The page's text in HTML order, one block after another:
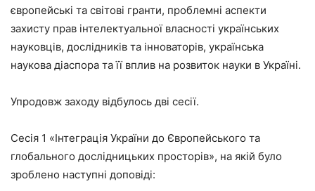
європейські та світові гранти, проблемні аспекти
захисту прав інтелектуальної власності українських
науковців, дослідників та інноваторів, українська
наукова діаспора та її вплив на розвиток науки в Україні.
Упродовж заходу відбулось дві сесії.
Сесія 1 «Інтеграція України до Європейського та
глобального дослідницьких просторів», на якій було
зроблено наступні доповіді: